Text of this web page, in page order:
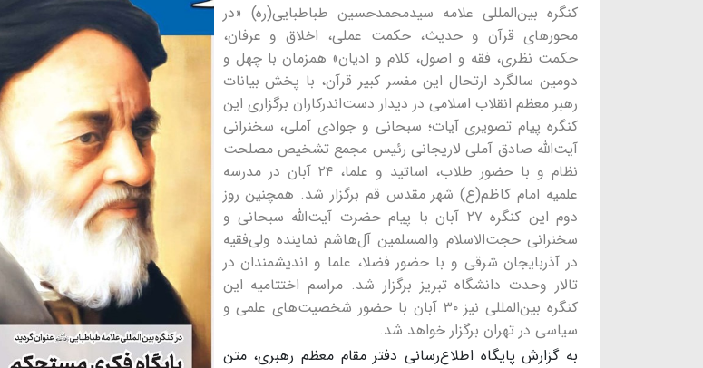
کنگره بین‌المللی علامه سیدمحمدحسین طباطبایی(ره) «در
محورهای قرآن و حدیث، حکمت عملی، اخلاق و عرفان،
حکمت نظری، فقه و اصول، کلام و ادیان» همزمان با چهل و
دومین سالگرد ارتحال این مفسر کبیر قرآن، با پخش بیانات
رهبر معظم انقلاب اسلامی در دیدار دست‌اندرکاران برگزاری این
کنگره پیام تصویری آیات؛ سبحانی و جوادی آملی، سخنرانی
آیت‌الله صادق آملی لاریجانی رئیس مجمع تشخیص مصلحت
نظام و با حضور طلاب، اساتید و علما، ۲۴ آبان در مدرسه
علمیه امام کاظم(ع) شهر مقدس قم برگزار شد. همچنین روز
دوم این کنگره ۲۷ آبان با پیام حضرت آیت‌الله سبحانی و
سخنرانی حجت‌الاسلام والمسلمین آل‌هاشم نماینده ولی‌فقیه
در آذربایجان شرقی و با حضور فضلا، علما و اندیشمندان در
تالار وحدت دانشگاه تبریز برگزار شد. مراسم اختتامیه این
کنگره بین‌المللی نیز ۳۰ آبان با حضور شخصیت‌های علمی و
سیاسی در تهران برگزار خواهد شد.
به گزارش پایگاه اطلاع‌رسانی دفتر مقام معظم رهبری، متن